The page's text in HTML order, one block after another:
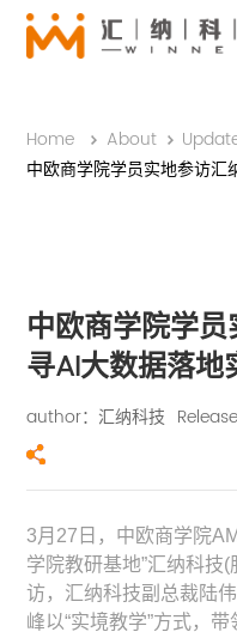
Home About
中欧商学院学员实地参访
中欧商学院学
寻AI大数据落地
author：汇纳科技
3月27日，中欧商学院
学院教研基地”汇纳科技
访，汇纳科技副总裁陆
峰以“实境教学”方式，